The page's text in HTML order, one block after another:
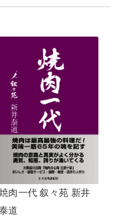
肉一代 叙々苑 新井
道